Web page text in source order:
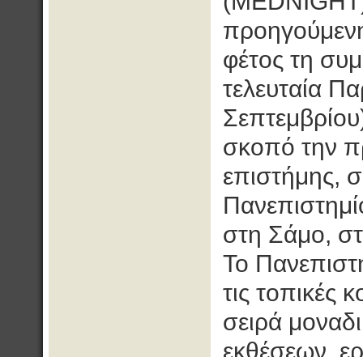
φέτος τη
τελευταία
σκοπό την
επιστήμης,
στη Σάμο,
Το
τις τοπικές
σειρά
εκθέσεων,